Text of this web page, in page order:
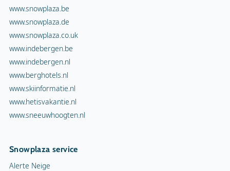
www.snowplaza.be
www.snowplaza.de
www.snowplaza.co.uk
www.indebergen.be
www.indebergen.nl
www.berghotels.nl
www.skiinformatie.nl
www.hetisvakantie.nl
www.sneeuwhoogten.nl
Snowplaza service
Alerte Neige